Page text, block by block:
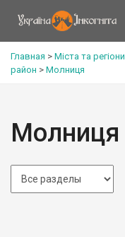
Главная > Міста та регіони
район > Молниця
Молниця